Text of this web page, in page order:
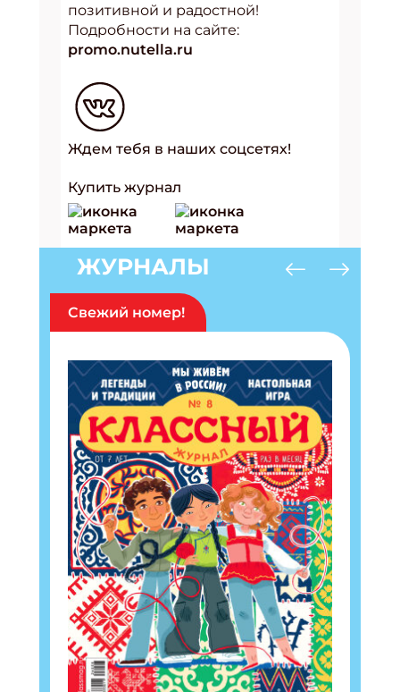
позитивной и радостной!
Подробности на сайте:
promo.nutella.ru
Ждем тебя в наших соцсетях!
Купить журнал
ЖУРНАЛЫ
Свежий номер!